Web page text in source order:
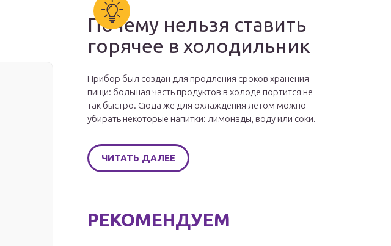
Почему нельзя ставить
горячее в холодильник
Прибор был создан для продления сроков хранения
пищи: большая часть продуктов в холоде портится не
так быстро. Сюда же для охлаждения летом можно
убирать некоторые напитки: лимонады, воду или соки.
ЧИТАТЬ ДАЛЕЕ
РЕКОМЕНДУЕМ